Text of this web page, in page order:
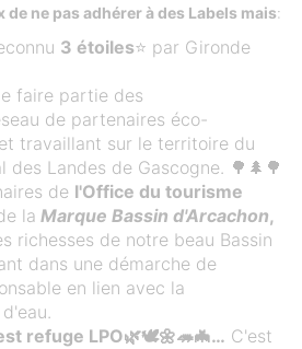
ne pas adhérer à des Labels mais:
3 étoiles⭐ par Gironde
faire partie des
de partenaires éco-
travaillant sur le territoire du
des Landes de Gascogne. 🌳🌲🌳
de l'Office du tourisme
la Marque Bassin d'Arcachon,
richesses de notre beau Bassin
dans une démarche de
en lien avec la
refuge LPO🌿🕊️🌼🦔🦇… C'est